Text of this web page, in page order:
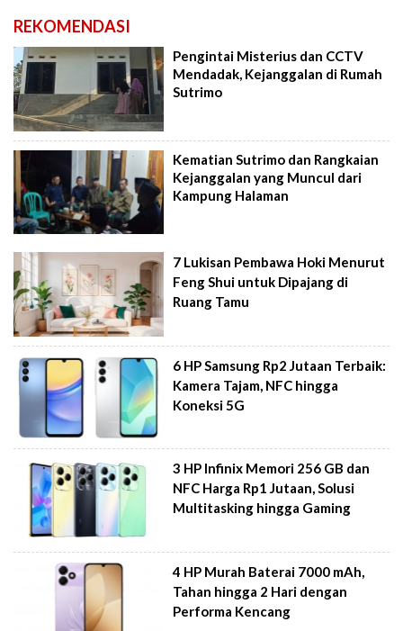
REKOMENDASI
Pengintai Misterius dan CCTV
Mendadak, Kejanggalan di Rumah
Sutrimo
Kematian Sutrimo dan Rangkaian
Kejanggalan yang Muncul dari
Kampung Halaman
7 Lukisan Pembawa Hoki Menurut
Feng Shui untuk Dipajang di
Ruang Tamu
6 HP Samsung Rp2 Jutaan Terbaik:
Kamera Tajam, NFC hingga
Koneksi 5G
3 HP Infinix Memori 256 GB dan
NFC Harga Rp1 Jutaan, Solusi
Multitasking hingga Gaming
4 HP Murah Baterai 7000 mAh,
Tahan hingga 2 Hari dengan
Performa Kencang